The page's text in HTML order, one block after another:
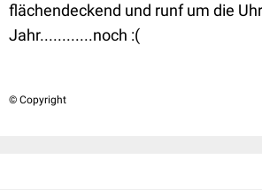
flächendeckend und runf um die
Jahr............noch :(
© Copyright